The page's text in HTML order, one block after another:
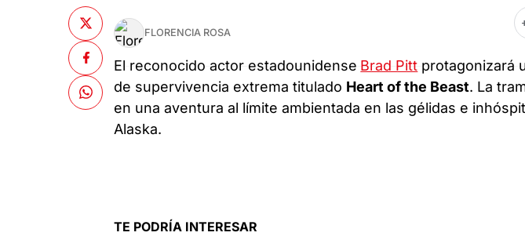
FLORENCIA ROSA
El reconocido actor estadounidense Brad Pitt protagonizará
de supervivencia extrema titulado Heart of the Beast. La
en una aventura al límite ambientada en las gélidas e
Alaska.
TE PODRÍA INTERESAR